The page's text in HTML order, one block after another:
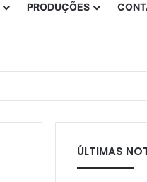
PRODUÇÕES
ÚLTIMAS